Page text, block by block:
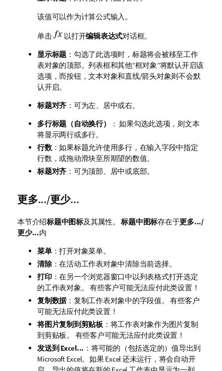
该值可以作为计算公式输入。
单击 以打开编辑表达式对话框。
显示标题 ：勾选了此选项时，标题将会被移至工作
表对象的顶部。列表框和其他“框对象”将默认开启该
选项，而按钮，文本对象和直线/箭头对象则不会默
认开启。
标题对齐 ：可为左、居中或右。
多行标题（自动换行）
： 如果勾选此选项，则文本
将显示两行或多行。
行数：如果标题允许使用多行，在输入字段中指定
行数，或拖动滑块至所期望的数值。
标题对齐 ：可为顶部、居中或底部。
更多.../更少...
本节介绍标题中图标及其属性。 标题中图标存在于更多.../
更少...内
菜单：打开对象菜单。
清除：在活动工作表对象中清除当前选择。
打印：在另一个浏览器窗口中以列表格式打开选定
的工作表对象。 有些客户可能无法应付此类设置！
复制数据 ：复制工作表对象中的字段值。 有些客户
可能无法应付此类设置！
将图片复制到剪贴板：将工作表对象作为图片复制
到剪贴板。 有些客户可能无法应付此类设置！
发送到 Excel... ：将可能的（包括选定的）值导出到
Microsoft Excel。如果 Excel 还未运行，将会自动开